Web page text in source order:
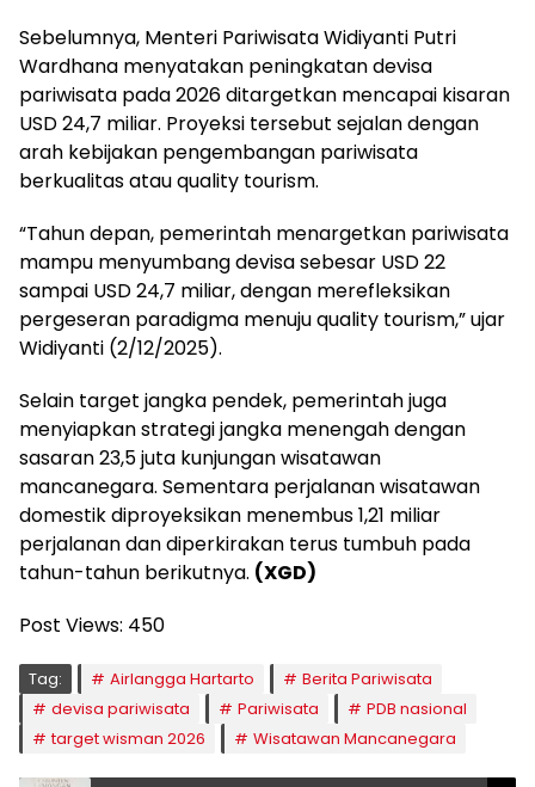
Sebelumnya, Menteri Pariwisata Widiyanti Putri
Wardhana menyatakan peningkatan devisa
pariwisata pada 2026 ditargetkan mencapai kisaran
USD 24,7 miliar. Proyeksi tersebut sejalan dengan
arah kebijakan pengembangan pariwisata
berkualitas atau quality tourism.
“Tahun depan, pemerintah menargetkan pariwisata
mampu menyumbang devisa sebesar USD 22
sampai USD 24,7 miliar, dengan merefleksikan
pergeseran paradigma menuju quality tourism,” ujar
Widiyanti (2/12/2025).
Selain target jangka pendek, pemerintah juga
menyiapkan strategi jangka menengah dengan
sasaran 23,5 juta kunjungan wisatawan
mancanegara. Sementara perjalanan wisatawan
domestik diproyeksikan menembus 1,21 miliar
perjalanan dan diperkirakan terus tumbuh pada
tahun-tahun berikutnya. (XGD)
Post Views: 450
Tag: Airlangga Hartarto
Berita Pariwisata
devisa pariwisata
Pariwisata
PDB nasional
target wisman 2026
Wisatawan Mancanegara